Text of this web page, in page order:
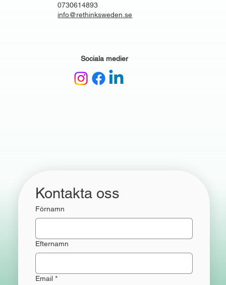
0730614893
info@rethinksweden.se
Sociala medier
Förnamn
Efternamn
Email *